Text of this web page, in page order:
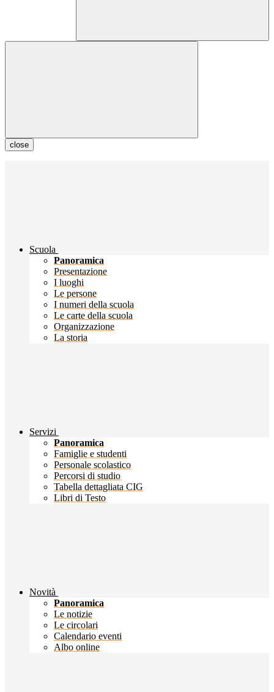
close
Scuola
Panoramica
Presentazione
I luoghi
Le persone
I numeri della scuola
Le carte della scuola
Organizzazione
La storia
Servizi
Panoramica
Famiglie e studenti
Personale scolastico
Percorsi di studio
Tabella dettagliata CIG
Libri di Testo
Novità
Panoramica
Le notizie
Le circolari
Calendario eventi
Albo online